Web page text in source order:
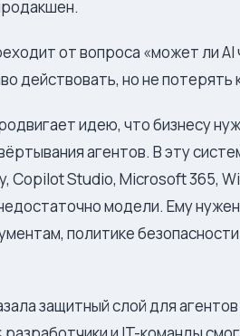
от вопроса «может ли AI
действовать, но не потерять
идею, что бизнесу
агентов. В эту
Copilot Studio, Microsoft 365,
модели. Ему
политике
защитный слой для